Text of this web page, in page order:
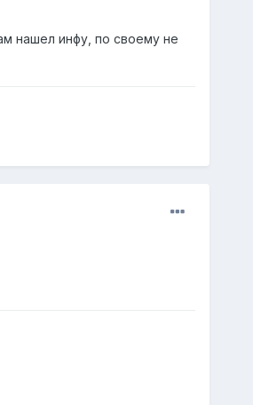
нашел инфу, по своему не